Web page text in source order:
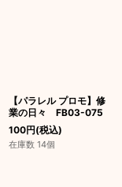
【パラレル プロモ】修
業の日々 FB03-075
100円(税込)
在庫数 14個